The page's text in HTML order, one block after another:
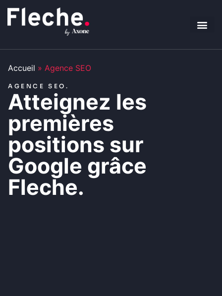
Accueil » Agence SEO
AGENCE SEO.
Atteignez les
premières
positions sur
Google grâce
Fleche.